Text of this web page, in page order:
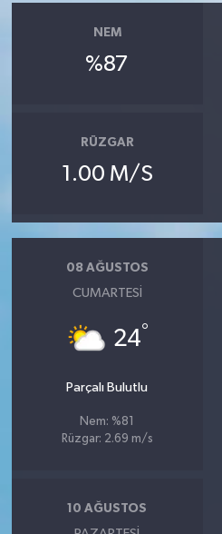
NEM
%87
RÜZGAR
1.00 M/S
08 AĞUSTOS
CUMARTESI
24°
Parçalı Bulutlu
Nem: %81
Rüzgar: 2.69 m/s
10 AĞUSTOS